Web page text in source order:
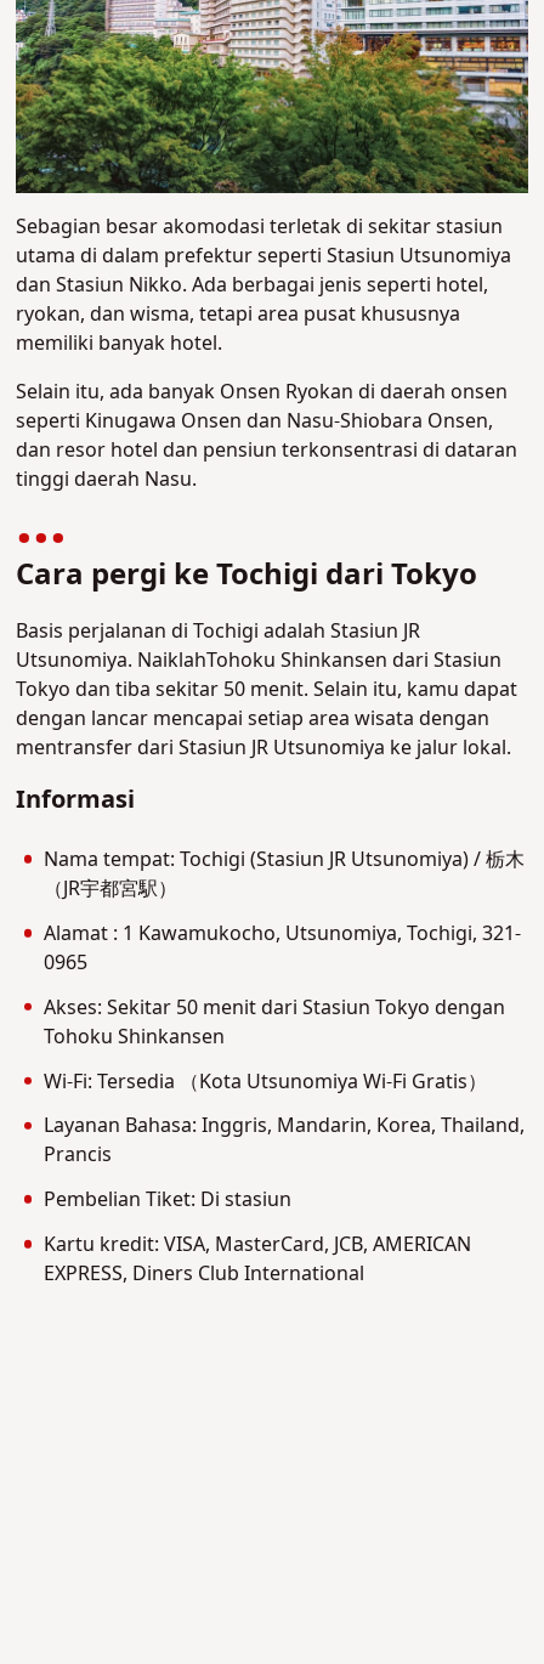
Sebagian besar akomodasi terletak di sekitar stasiun
utama di dalam prefektur seperti Stasiun Utsunomiya
dan Stasiun Nikko. Ada berbagai jenis seperti hotel,
ryokan, dan wisma, tetapi area pusat khususnya
memiliki banyak hotel.
Selain itu, ada banyak Onsen Ryokan di daerah onsen
seperti Kinugawa Onsen dan Nasu-Shiobara Onsen,
dan resor hotel dan pensiun terkonsentrasi di dataran
tinggi daerah Nasu.
Cara pergi ke Tochigi dari Tokyo
Basis perjalanan di Tochigi adalah Stasiun JR
Utsunomiya. NaiklahTohoku Shinkansen dari Stasiun
Tokyo dan tiba sekitar 50 menit. Selain itu, kamu dapat
dengan lancar mencapai setiap area wisata dengan
mentransfer dari Stasiun JR Utsunomiya ke jalur lokal.
Informasi
Nama tempat: Tochigi (Stasiun JR Utsunomiya) / 栃木
（JR宇都宮駅）
Alamat : 1 Kawamukocho, Utsunomiya, Tochigi, 321-
0965
Akses: Sekitar 50 menit dari Stasiun Tokyo dengan
Tohoku Shinkansen
Wi-Fi: Tersedia （Kota Utsunomiya Wi-Fi Gratis）
Layanan Bahasa: Inggris, Mandarin, Korea, Thailand,
Prancis
Pembelian Tiket: Di stasiun
Kartu kredit: VISA, MasterCard, JCB, AMERICAN
EXPRESS, Diners Club International